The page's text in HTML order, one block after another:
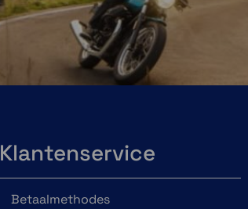
Klantenservice
Betaalmethodes